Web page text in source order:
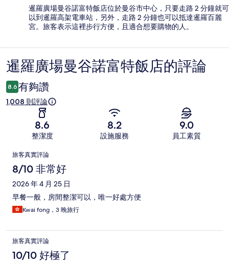
暹羅廣場曼谷諾富特飯店位於曼谷市中心，只要走路 2 分鐘就可
以到暹羅高架電車站，另外，走路 2 分鐘也可以抵達暹羅百麗
宮。旅客表示這裡步行方便，且適合想要購物的人。
評
論
暹羅廣場曼谷諾富特飯店的評論
8.6 有夠讚
1,008 則評論
8.6
整潔度
8.2
設施服務
9.0
員工素質
評
論
旅客真實評論
8/10 非常好
2026 年 4 月 25 日
早餐一般，房間整潔可以，唯一好處方便
Kwai fong，3 晚旅行
旅客真實評論
10/10 好極了